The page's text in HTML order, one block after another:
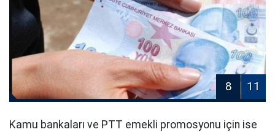
8 11
Kamu bankaları ve PTT emekli promosyonu için ise